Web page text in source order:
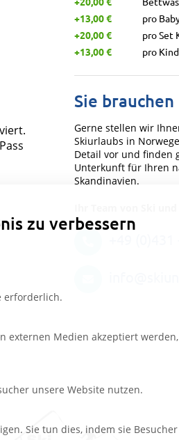
+13,00 €
pro
+20,00 €
pro Set
+13,00 €
pro
Sie
Gerne stellen wir
Skiurlaubs in
Detail vor und finden
Unterkunft für Ihren
Skandinavien.
zu verbessern
erforderlich.
externen Medien akzeptiert
unsere Website nutzen.
Sie tun dies, indem sie